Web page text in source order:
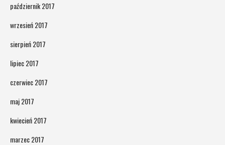
październik 2017
wrzesień 2017
sierpień 2017
lipiec 2017
czerwiec 2017
maj 2017
kwiecień 2017
marzec 2017